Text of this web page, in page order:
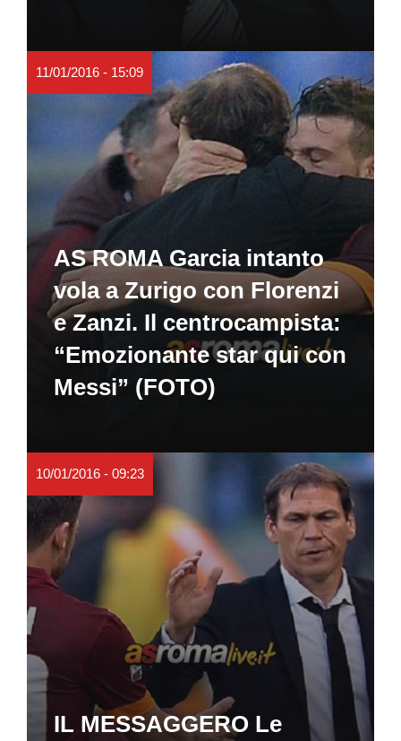
11/01/2016 - 15:09
AS ROMA Garcia intanto
vola a Zurigo con Florenzi
e Zanzi. Il centrocampista:
“Emozionante star qui con
Messi” (FOTO)
10/01/2016 - 09:23
IL MESSAGGERO Le